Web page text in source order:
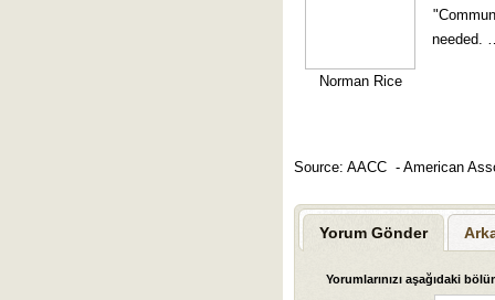
Norman Rice
needed.
Source: AACC - American
Yorum Gönder
Yorumlarınızı aşağıdaki